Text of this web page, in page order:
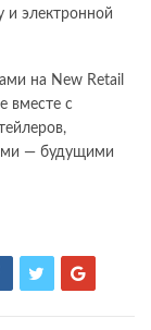
и электронной
на New Retail
вместе с
— будущими